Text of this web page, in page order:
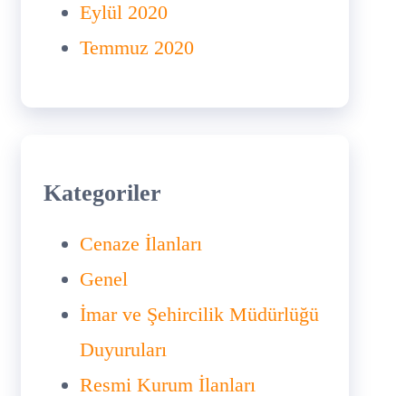
Eylül 2020
Temmuz 2020
Kategoriler
Cenaze İlanları
Genel
İmar ve Şehircilik Müdürlüğü
Duyuruları
Resmi Kurum İlanları